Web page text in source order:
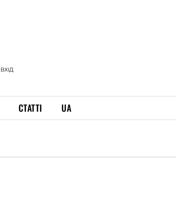
ВХІД
СТАТТІ UA